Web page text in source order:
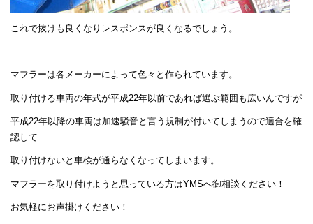
これで抜けも良くなりレスポンスが良くなるでしょう。
マフラーは各メーカーによって色々と作られています。
取り付ける車両の年式が平成22年以前であれば選ぶ範囲も広いんですが
平成22年以降の車両は加速騒音と言う規制が付いてしまうので適合を確
認して
取り付けないと車検が通らなくなってしまいます。
マフラーを取り付けようと思っている方はYMSへ御相談ください！
お気軽にお声掛けください！